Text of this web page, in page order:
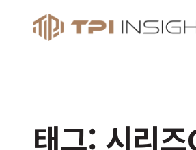
태그: 시리